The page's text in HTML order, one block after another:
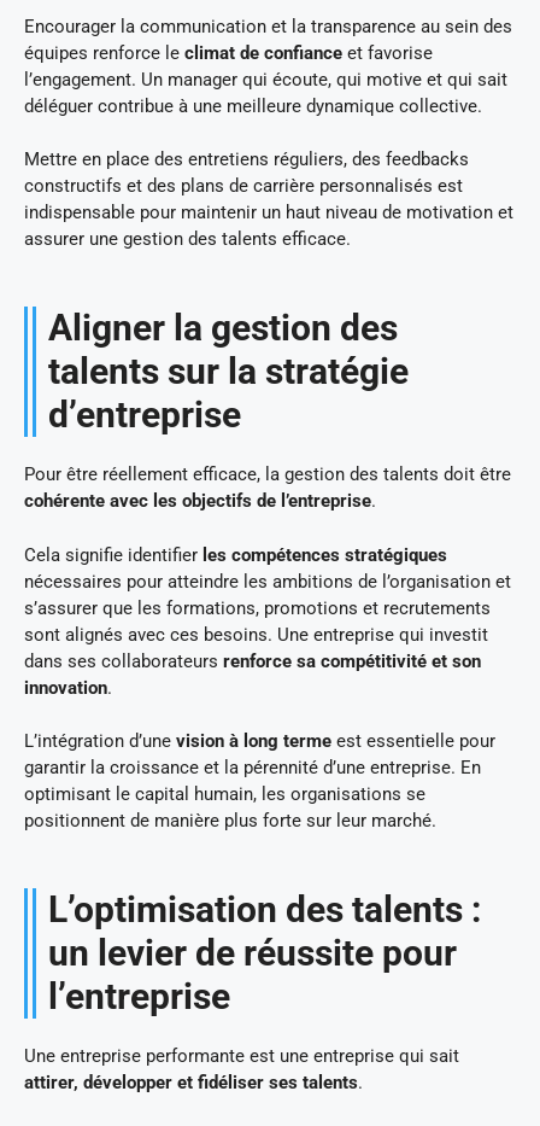
Encourager la communication et la transparence au sein des
équipes renforce le climat de confiance et favorise
l’engagement. Un manager qui écoute, qui motive et qui sait
déléguer contribue à une meilleure dynamique collective.
Mettre en place des entretiens réguliers, des feedbacks
constructifs et des plans de carrière personnalisés est
indispensable pour maintenir un haut niveau de motivation et
assurer une gestion des talents efficace.
Aligner la gestion des
talents sur la stratégie
d’entreprise
Pour être réellement efficace, la gestion des talents doit être
cohérente avec les objectifs de l’entreprise.
Cela signifie identifier les compétences stratégiques
nécessaires pour atteindre les ambitions de l’organisation et
s’assurer que les formations, promotions et recrutements
sont alignés avec ces besoins. Une entreprise qui investit
dans ses collaborateurs renforce sa compétitivité et son
innovation.
L’intégration d’une vision à long terme est essentielle pour
garantir la croissance et la pérennité d’une entreprise. En
optimisant le capital humain, les organisations se
positionnent de manière plus forte sur leur marché.
L’optimisation des talents :
un levier de réussite pour
l’entreprise
Une entreprise performante est une entreprise qui sait
attirer, développer et fidéliser ses talents.